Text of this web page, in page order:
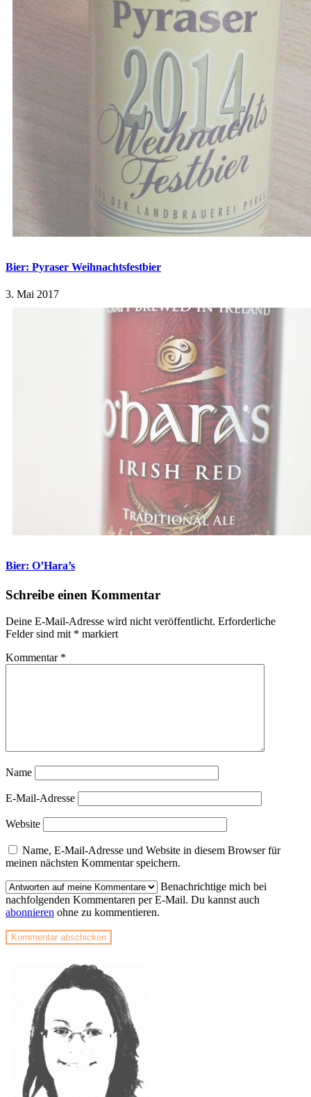
Bier: Pyraser Weihnachtsfestbier
3. Mai 2017
Bier: O’Hara’s
Schreibe einen Kommentar
Deine E-Mail-Adresse wird nicht veröffentlicht. Erforderliche
Felder sind mit * markiert
Kommentar *
Name
E-Mail-Adresse
Website
Name, E-Mail-Adresse und Website in diesem Browser für
meinen nächsten Kommentar speichern.
Benachrichtige mich bei
nachfolgenden Kommentaren per E-Mail. Du kannst auch
abonnieren ohne zu kommentieren.